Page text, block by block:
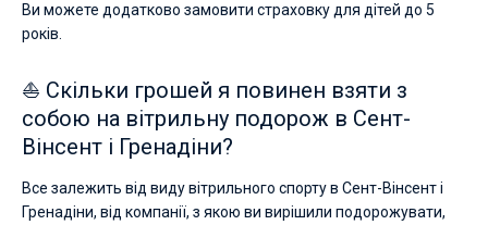
Ви можете додатково замовити страховку для дітей до 5
років.
⛵ Скільки грошей я повинен взяти з
собою на вітрильну подорож в Сент-
Вінсент і Гренадіни?
Все залежить від виду вітрильного спорту в Сент-Вінсент і
Гренадіни, від компанії, з якою ви вирішили подорожувати,